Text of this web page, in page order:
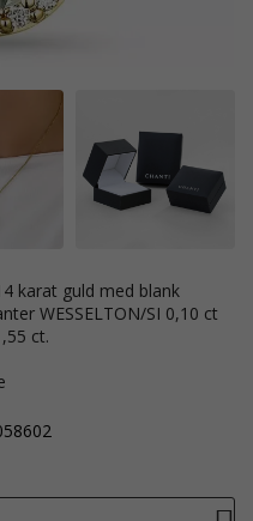
WESSELTON/SI 0,10 ct
ct.